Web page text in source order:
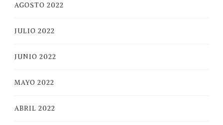
AGOSTO 2022
JULIO 2022
JUNIO 2022
MAYO 2022
ABRIL 2022